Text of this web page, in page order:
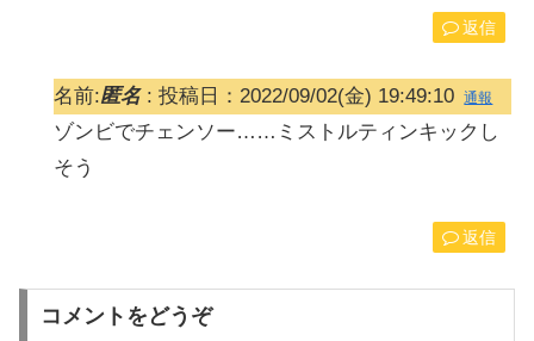
返信
名前:匿名: 投稿日：2022/09/02(金) 19:49:10 通報
ゾンビでチェンソー……ミストルティンキックし
そう
返信
コメントをどうぞ